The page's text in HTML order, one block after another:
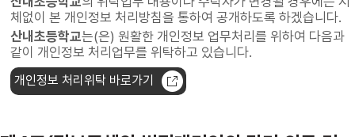
체없이 본 개인정보 처리방침을 통하여 공개하도록 하겠습니다.
산내초등학교는(은) 원활한 개인정보 업무처리를 위하여 다음과
같이 개인정보 처리업무를 위탁하고 있습니다.
개인정보 처리위탁 바로가기